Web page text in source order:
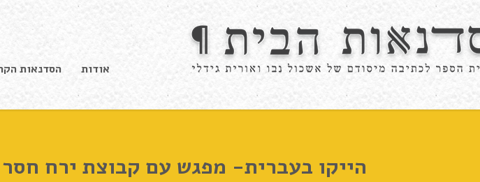
אודות הסדנאות
הייקו בעברית- מפגש עם קבוצת ירח חסר